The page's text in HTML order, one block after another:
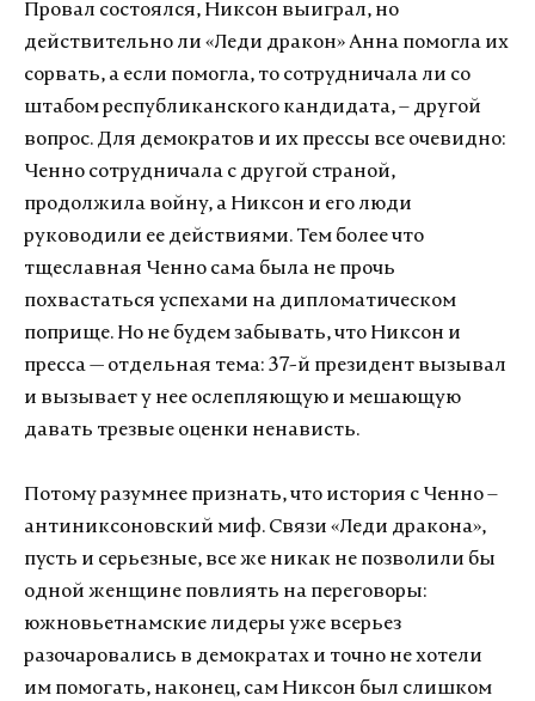
Провал состоялся, Никсон выиграл, но
действительно ли «Леди дракон» Анна помогла их
сорвать, а если помогла, то сотрудничала ли со
штабом республиканского кандидата, – другой
вопрос. Для демократов и их прессы все очевидно:
Ченно сотрудничала с другой страной,
продолжила войну, а Никсон и его люди
руководили ее действиями. Тем более что
тщеславная Ченно сама была не прочь
похвастаться успехами на дипломатическом
поприще. Но не будем забывать, что Никсон и
пресса — отдельная тема: 37-й президент вызывал
и вызывает у нее ослепляющую и мешающую
давать трезвые оценки ненависть.
Потому разумнее признать, что история с Ченно –
антиниксоновский миф. Связи «Леди дракона»,
пусть и серьезные, все же никак не позволили бы
одной женщине повлиять на переговоры:
южновьетнамские лидеры уже всерьез
разочаровались в демократах и точно не хотели
им помогать, наконец, сам Никсон был слишком